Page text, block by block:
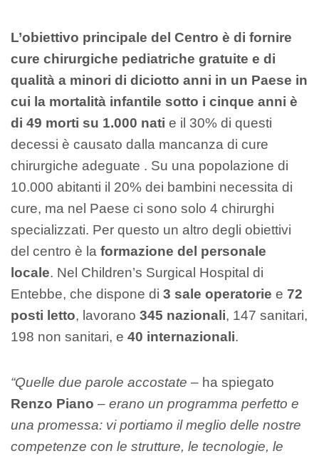
L’obiettivo principale del Centro è di fornire
cure chirurgiche pediatriche gratuite e di
qualità a minori di diciotto anni in un Paese in
cui la mortalità infantile sotto i cinque anni è
di 49 morti su 1.000 nati e il 30% di questi
decessi è causato dalla mancanza di cure
chirurgiche adeguate . Su una popolazione di
10.000 abitanti il 20% dei bambini necessita di
cure, ma nel Paese ci sono solo 4 chirurghi
specializzati. Per questo un altro degli obiettivi
del centro è la formazione del personale
locale. Nel Children’s Surgical Hospital di
Entebbe, che dispone di 3 sale operatorie e 72
posti letto, lavorano 345 nazionali, 147 sanitari,
198 non sanitari, e 40 internazionali.
“Quelle due parole accostate – ha spiegato
Renzo Piano – erano un programma perfetto e
una promessa: vi portiamo il meglio delle nostre
competenze con le strutture, le tecnologie, le